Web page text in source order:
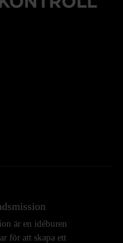
är en idéburen
för att skapa ett